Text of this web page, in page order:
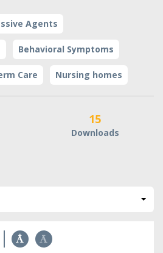
Agents
Behavioral Symptoms
Care Nursing homes
15
Downloads